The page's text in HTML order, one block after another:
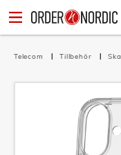
Telecom Tillbehör